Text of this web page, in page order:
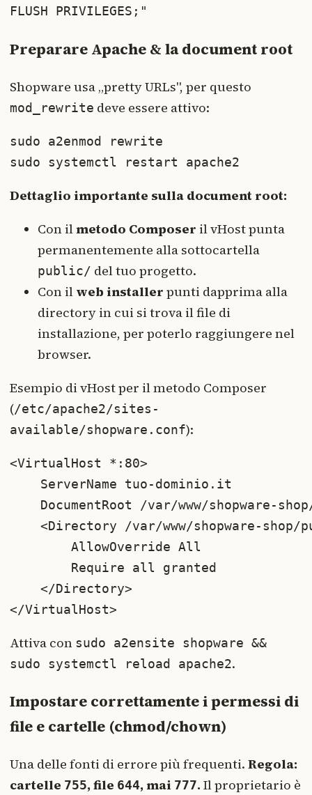
FLUSH PRIVILEGES;"
Preparare Apache & la document root
Shopware usa „pretty URLs", per questo
mod_rewrite deve essere attivo:
sudo a2enmod rewrite
sudo systemctl restart apache2
Dettaglio importante sulla document root:
Con ilmetodo Composer il vHost punta
permanentemente alla sottocartella
public/ del tuo progetto.
Con il web installer punti dapprima alla
directory in cui si trova il file di
installazione, per poterlo raggiungere nel
browser.
Esempio di vHost per il metodo Composer
(/etc/apache2/sites-
available/shopware.conf):
<VirtualHost *:80>
    ServerName tuo-dominio.it
DocumentRoot /var/www/shopware-
<Directory /var/www/shopware-shop/
        AllowOverride All
        Require all granted
    </Directory>
</VirtualHost>
Attiva con sudo a2ensite shopware &&
sudo systemctl reload apache2.
Impostare correttamente i permessi di
file e cartelle (chmod/chown)
Una delle fonti di errore più frequenti. Regola:
cartelle 755, file 644, mai 777. Il proprietario è